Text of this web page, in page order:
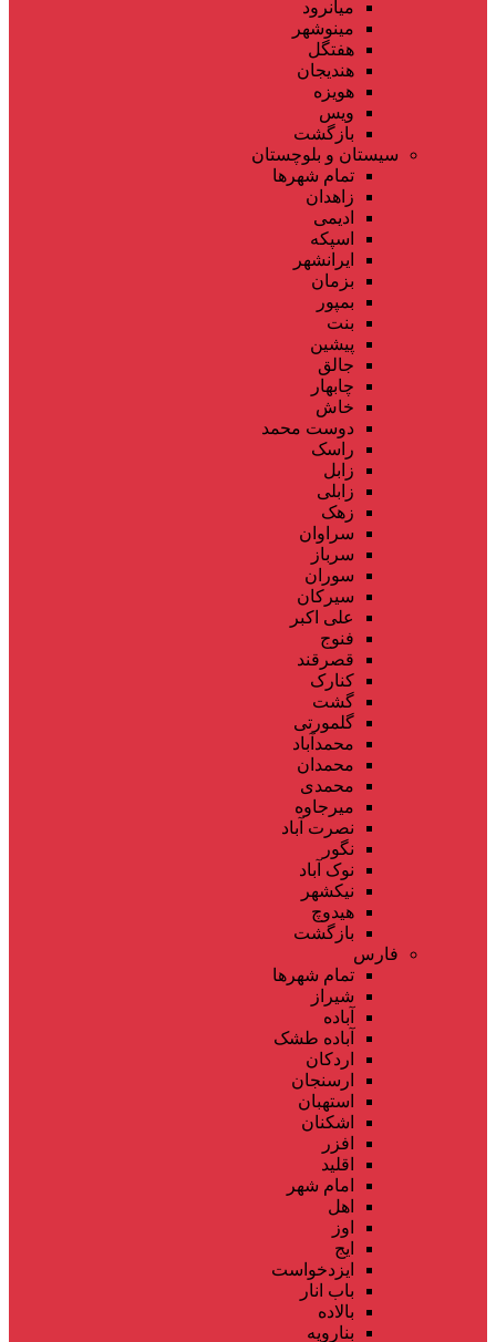
میانرود
مینوشهر
هفتگل
هندیجان
هویزه
ویس
بازگشت
سیستان و بلوچستان
تمام شهر‌ها
زاهدان
ادیمی
اسپکه
ایرانشهر
بزمان
بمپور
بنت
پیشین
جالق
چابهار
خاش
دوست محمد
راسک
زابل
زابلی
زهک
سراوان
سرباز
سوران
سیرکان
علی اکبر
فنوج
قصرقند
کنارک
گشت
گلمورتی
محمدآباد
محمدان
محمدی
میرجاوه
نصرت آباد
نگور
نوک آباد
نیکشهر
هیدوچ
بازگشت
فارس
تمام شهر‌ها
شیراز
آباده
آباده طشک
اردکان
ارسنجان
استهبان
اشکنان
افزر
اقلید
امام شهر
اهل
اوز
ایج
ایزدخواست
باب انار
بالاده
بنارویه